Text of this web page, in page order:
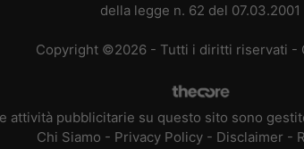
della legge n. 62 del 07.03.2001
Copyright ©2026 - Tutti i diritti riservati -
attività pubblicitarie su questo sito sono
Chi Siamo - Privacy Policy - Disclaimer -